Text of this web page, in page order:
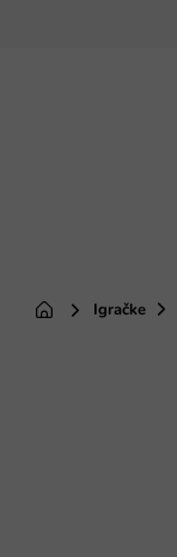
PočetnaIgračke